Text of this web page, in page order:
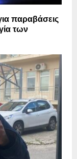
παραβάσεις
των